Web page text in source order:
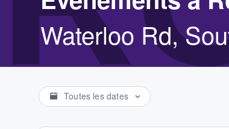
Waterloo Rd,
Toutes les dates